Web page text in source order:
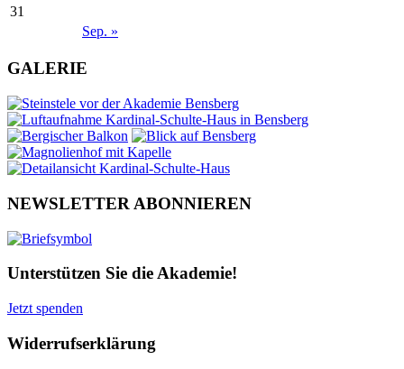
Sep. »
31
GALERIE
NEWSLETTER ABONNIEREN
Unterstützen Sie die Akademie!
Jetzt spenden
Widerrufserklärung